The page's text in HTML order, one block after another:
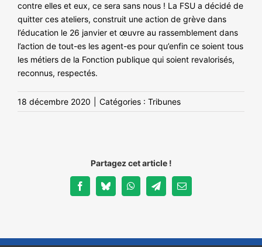
contre elles et eux, ce sera sans nous ! La FSU a décidé de
quitter ces ateliers, construit une action de grève dans
l’éducation le 26 janvier et œuvre au rassemblement dans
l’action de tout-es les agent-es pour qu’enfin ce soient tous
les métiers de la Fonction publique qui soient revalorisés,
reconnus, respectés.
18 décembre 2020 Catégories : Tribunes
Partagez cet article !
FacebookBlueskyWhatsAppTelegramEmail